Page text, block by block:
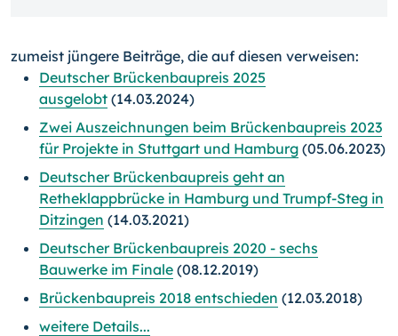
zumeist jüngere Beiträge, die auf diesen verweisen:
Deutscher Brückenbaupreis 2025
ausgelobt (14.03.2024)
Zwei Auszeichnungen beim Brückenbaupreis 2023
für Projekte in Stuttgart und Hamburg (05.06.2023)
Deutscher Brückenbaupreis geht an
Retheklappbrücke in Hamburg und Trumpf-Steg in
Ditzingen (14.03.2021)
Deutscher Brückenbaupreis 2020 - sechs
Bauwerke im Finale (08.12.2019)
Brückenbaupreis 2018 entschieden (12.03.2018)
weitere Details...